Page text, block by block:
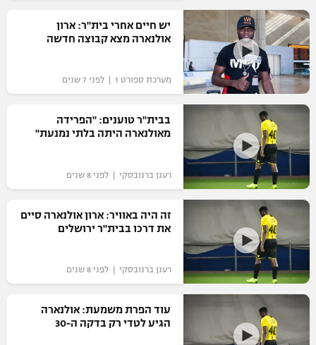
VOD
רץ ברשת
תוצאות
לוח שידורים
ברחבה
"מעל הליגה" – פודקאסט
גביע המדינה
נבחרת ישראל
מכבי חיפה
בית"ר ירושלים
מכבי תל אביב
הפועל תל אביב
הפועל חיפה
הפועל באר שבע
מכבי נתניה
בני יהודה
ליגה גרמנית
ליגה ספרדית
ליגה איטלקית
ליגה צרפתית
ליגה הולנדית
ליגה סינית
ליגה ברזילאית
ליגות נוספות
ליגה לאומית
כדורסל נשים
מכבי תל אביב
הפועל חולון
הפועל ירושלים
דני אבדיה
NBA
יורוליג
יורוקאפ
ענפים נוספים
טניס
כדוריד
כדורעף
שחייה
אגרוף
ספורט אולימפי
UFC
היאבקות WWE
יש חיים אחרי בית"ר: ארון
אולנארה מצא קבוצה חדשה
מערכת ספורט 1 | לפני 7 שנים
בבית"ר טוענים: "הפרידה
מאולנארה היתה בלתי נמנעת"
רענן ברנובסקי | לפני 8 שנים
זה היה באוויר: ארון אולנארה סיים
את דרכו בבית"ר ירושלים
רענן ברנובסקי | לפני 8 שנים
עוד הפרת משמעת: אולנארה
הגיע לטדי רק בדקה ה-30